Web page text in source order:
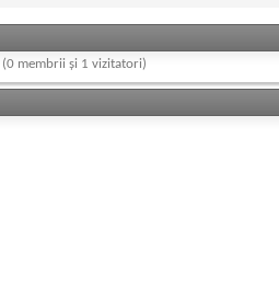
(0 membrii și 1 vizitatori)